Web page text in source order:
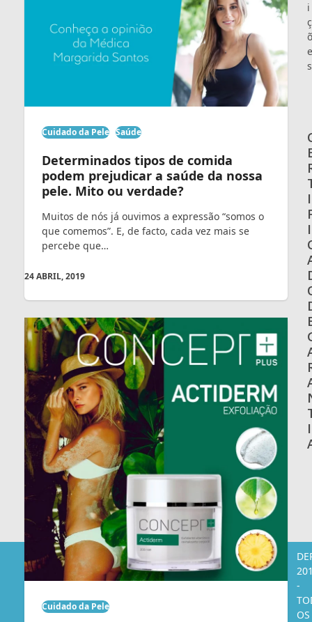
Cuidado da Pele Saúde
Determinados tipos de comida
podem prejudicar a saúde da nossa
pele. Mito ou verdade?
Muitos de nós já ouvimos a expressão “somos o
que comemos”. E, de facto, cada vez mais se
percebe que…
24 ABRIL, 2019
Cuidado da Pele
i
ç
õ
e
s
I
I
I
-
OS